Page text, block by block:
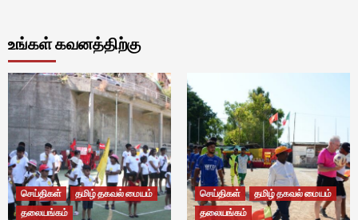
உங்கள் கவனத்திற்கு
செய்திகள்
தமிழ் தகவல் மையம்
தலையங்கம்
செய்திகள்
தமிழ் தகவல் மையம்
தலையங்கம்